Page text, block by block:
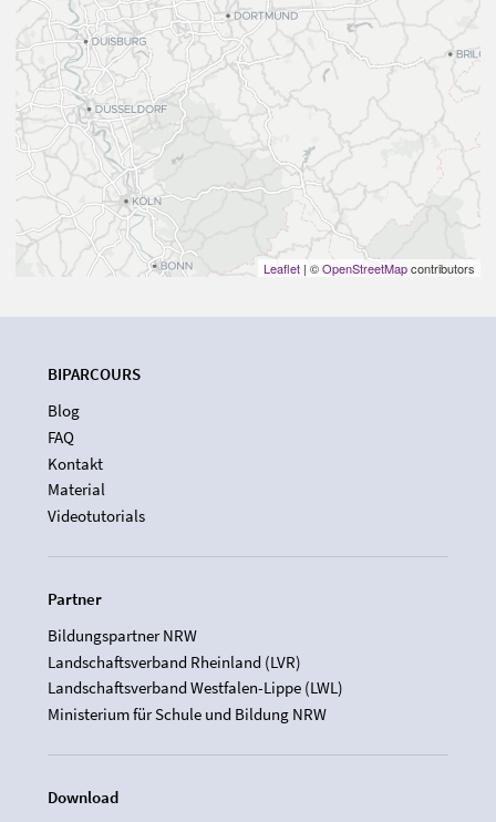
Leaflet | ©OpenStreetMapcontributors
BIPARCOURS
Blog
FAQ
Kontakt
Material
Videotutorials
Partner
Bildungspartner NRW
Landschaftsverband Rheinland (LVR)
Landschaftsverband Westfalen-Lippe (LWL)
Ministerium für Schule und Bildung NRW
Download